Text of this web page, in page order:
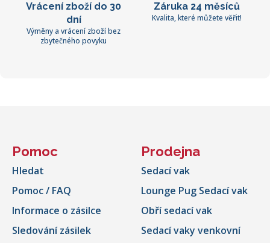
Vrácení zboží do 30
dní
Výměny a vrácení zboží bez
zbytečného povyku
Záruka 24 měsíců
Kvalita, které můžete věřit!
Pomoc
Hledat
Pomoc / FAQ
Informace o zásilce
Sledování zásilek
Prodejna
Sedací vak
Lounge Pug Sedací vak
Obří sedací vak
Sedací vaky venkovní